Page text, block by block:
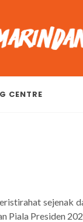
CENTRE
sejenak
Piala Presiden